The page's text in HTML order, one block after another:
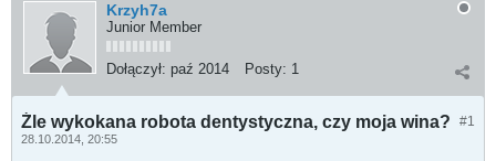
Krzyh7a
Junior Member
Dołączył: paź 2014 Posty: 1
#1
Źle wykokana robota dentystyczna, czy moja wina?
28.10.2014, 20:55